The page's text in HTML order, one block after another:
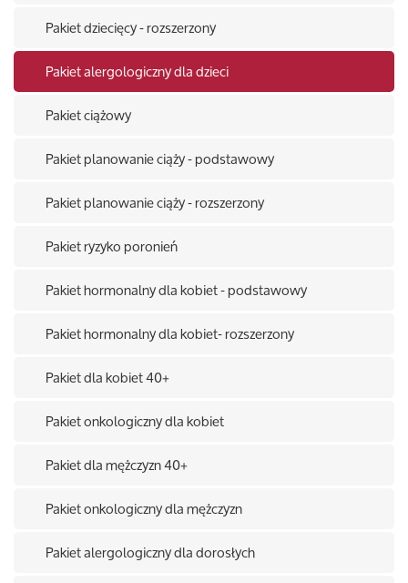
Pakiet dziecięcy - rozszerzony
Pakiet alergologiczny dla dzieci
Pakiet ciążowy
Pakiet planowanie ciąży - podstawowy
Pakiet planowanie ciąży - rozszerzony
Pakiet ryzyko poronień
Pakiet hormonalny dla kobiet - podstawowy
Pakiet hormonalny dla kobiet- rozszerzony
Pakiet dla kobiet 40+
Pakiet onkologiczny dla kobiet
Pakiet dla mężczyzn 40+
Pakiet onkologiczny dla mężczyzn
Pakiet alergologiczny dla dorosłych